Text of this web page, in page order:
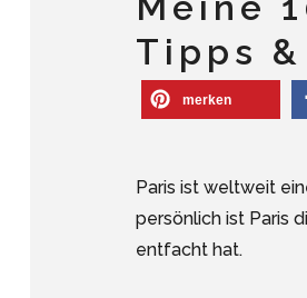
Tipps
merken
Paris ist weltweit
persönlich ist Paris
entfacht hat.